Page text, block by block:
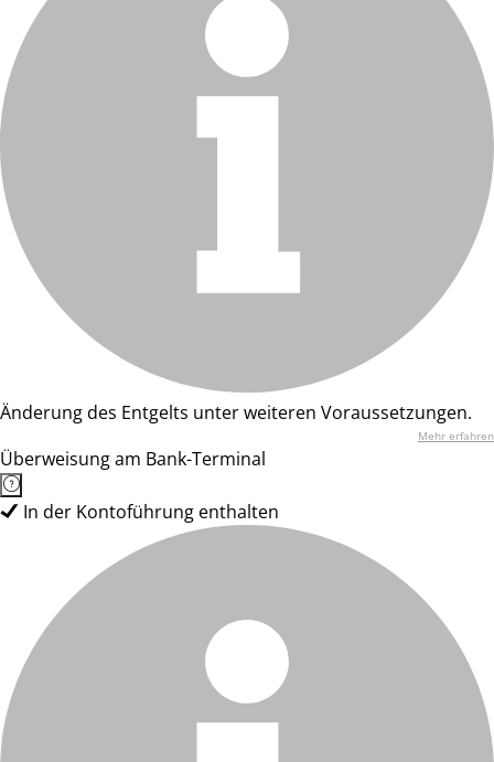
Änderung des Entgelts unter weiteren Voraussetzungen.
Mehr erfahren
Überweisung am Bank-Terminal
In der Kontoführung enthalten